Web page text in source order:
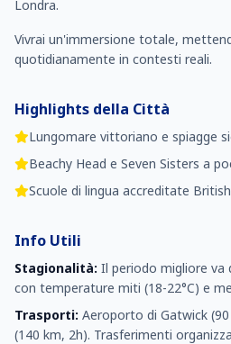
Londra.
Vivrai un'immersione totale,
quotidianamente in contesti reali.
Highlights della Città
Lungomare vittoriano e spiagge
Beachy Head e Seven Sisters a
Scuole di lingua accreditate
Info Utili
Stagionalità: Il periodo migliore va
con temperature miti (18-22°C) e
Trasporti: Aeroporto di Gatwick
(140 km, 2h). Trasferimenti